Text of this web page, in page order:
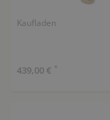
Kaufladen
439,00 € *